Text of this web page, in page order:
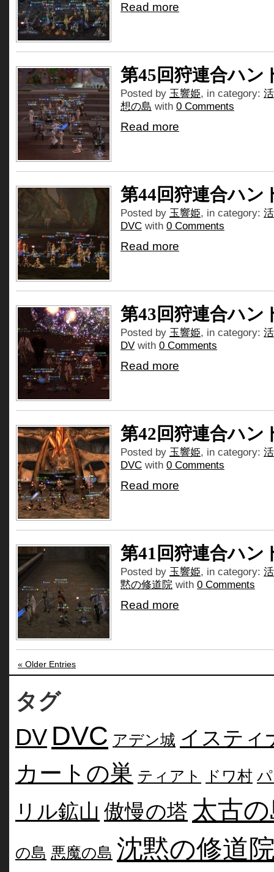
Read more
第45回狩連合ハン
Posted by 玉響姫, in category:
想の島 with 0 Comments
Read more
第44回狩連合ハン
Posted by 玉響姫, in category:
DVC with 0 Comments
Read more
第43回狩連合ハン
Posted by 玉響姫, in category:
DV with 0 Comments
Read more
第42回狩連合ハン
Posted by 玉響姫, in category:
DVC with 0 Comments
Read more
第41回狩連合ハン
Posted by 玉響姫, in category:
黙の修道院 with 0 Comments
Read more
« Older Entries
タグ
DV DVC アデン城 イスティ
カートの巣 ティアト ドワ村
リル鉱山 傲慢の塔 太古
の島 悪魔の島 沈黙の修道